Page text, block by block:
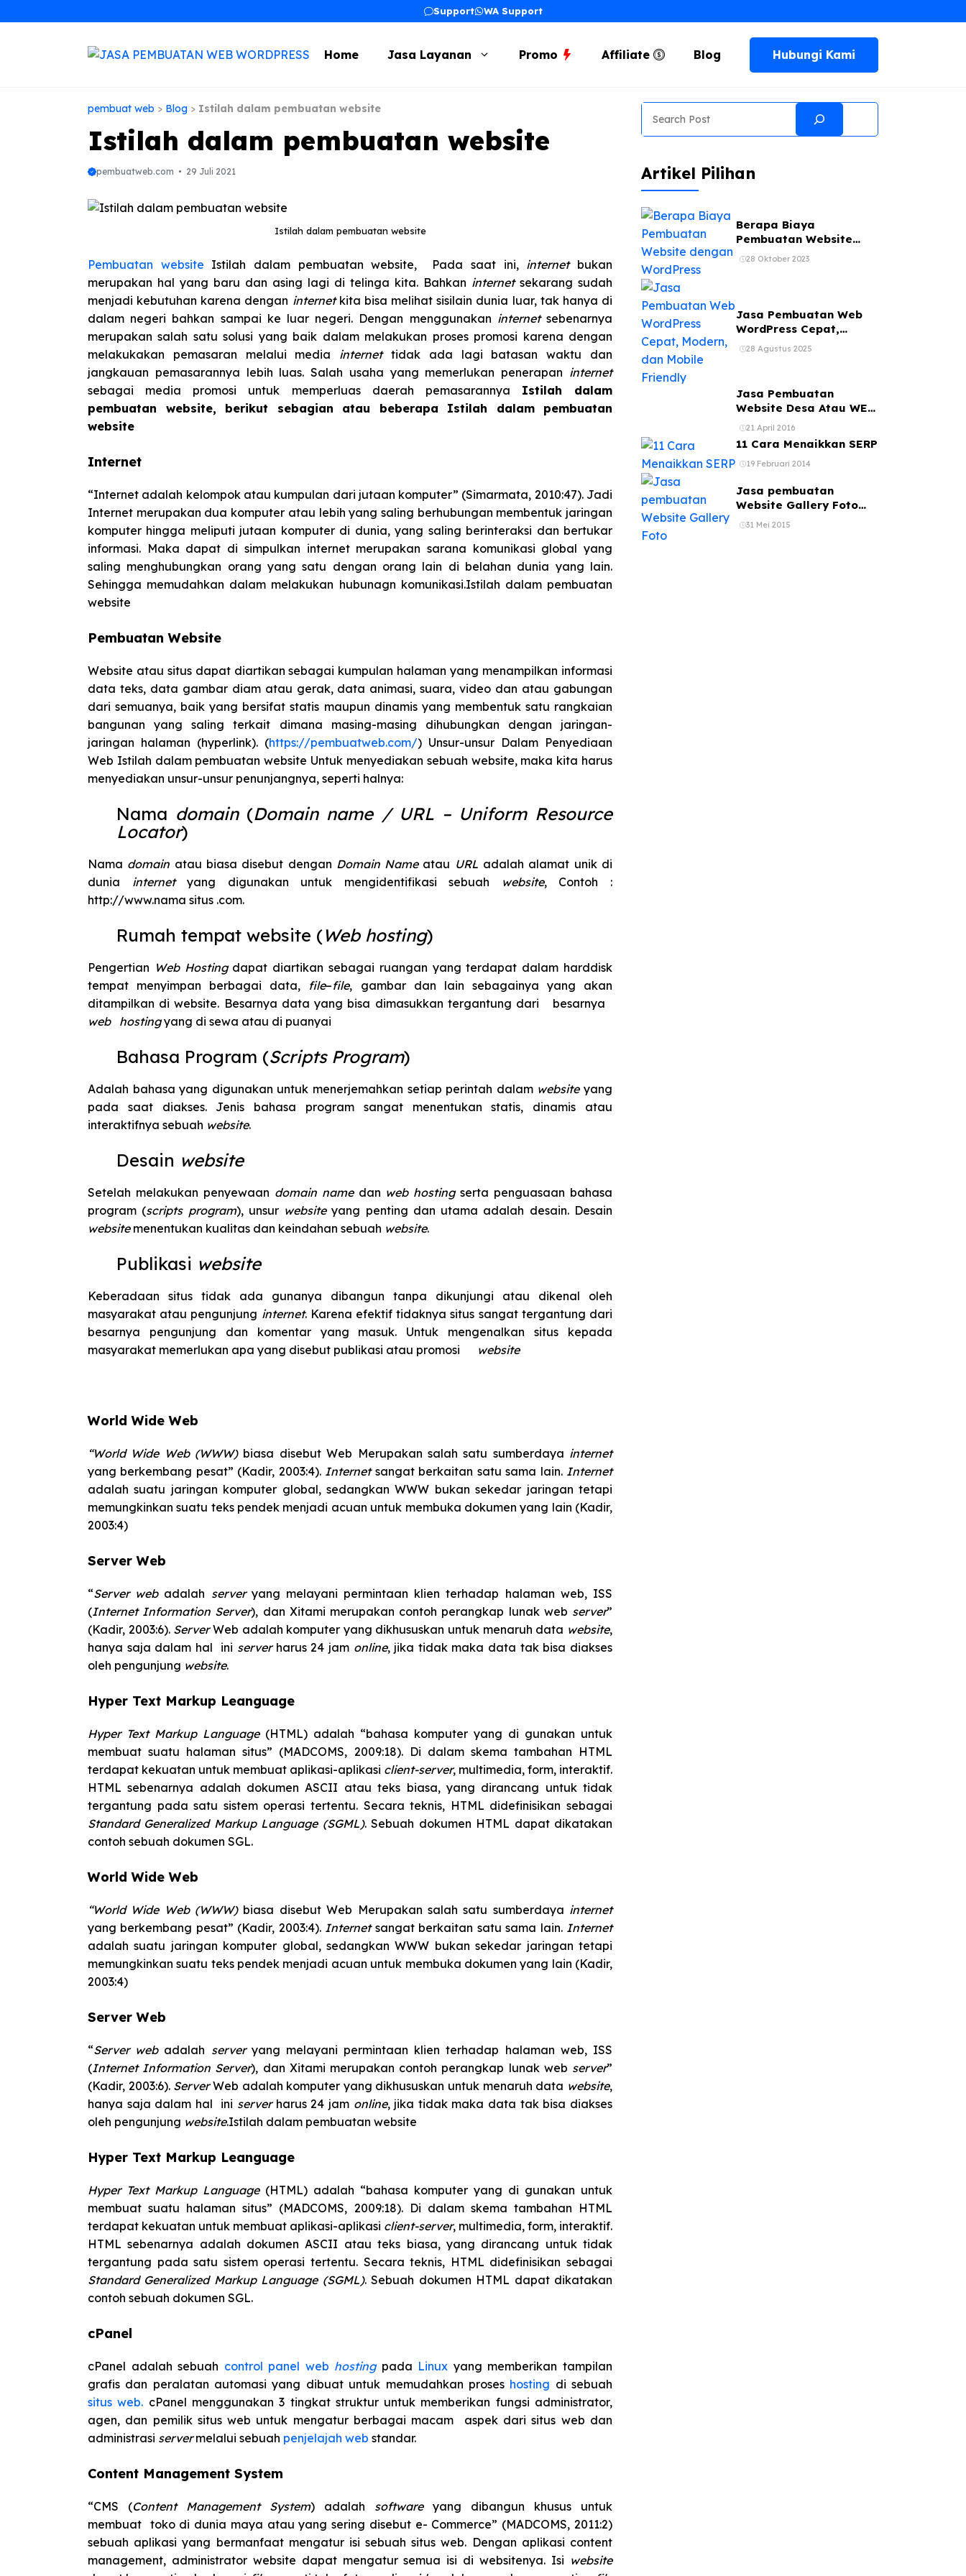
ke
Support WA Support
Home Jasa Layanan Promo Affiliate Blog Hubungi Kami
pembuat web > Blog > Istilah dalam pembuatan website
Istilah dalam pembuatan website
pembuatweb.com 29 Juli 2021
Istilah dalam pembuatan website
Pembuatan website Istilah dalam pembuatan website, Pada saat ini, internet bukan
merupakan hal yang baru dan asing lagi di telinga kita. Bahkan internet sekarang sudah
menjadi kebutuhan karena dengan internet kita bisa melihat sisilain dunia luar, tak hanya di
dalam negeri bahkan sampai ke luar negeri. Dengan menggunakan internetsebenarnya
merupakan salah satu solusi yang baik dalam melakukan proses promosi karena dengan
melakukakan pemasaran melalui media internettidak ada lagi batasan waktu dan
jangkauan pemasarannya lebih luas. Salah usaha yang memerlukan penerapan internet
sebagai media promosi untuk memperluas daerah pemasarannya Istilah dalam
pembuatan website, berikut sebagian atau beberapa Istilah dalam pembuatan
website
Internet
“Internet adalah kelompok atau kumpulan dari jutaan komputer” (Simarmata, 2010:47). Jadi
Internet merupakan dua komputer atau lebih yang saling berhubungan membentuk jaringan
komputer hingga meliputi jutaan komputer di dunia, yang saling berinteraksi dan bertukar
informasi. Maka dapat di simpulkan internet merupakan sarana komunikasi global yang
saling menghubungkan orang yang satu dengan orang lain di belahan dunia yang lain.
Sehingga memudahkan dalam melakukan hubunagn komunikasi.Istilah dalam pembuatan
website
Pembuatan Website
Website atau situs dapat diartikan sebagai kumpulan halaman yang menampilkan informasi
data teks, data gambar diam atau gerak, data animasi, suara, video dan atau gabungan
dari semuanya, baik yang bersifat statis maupun dinamis yang membentuk satu rangkaian
bangunan yang saling terkait dimana masing-masing dihubungkan dengan jaringan-
jaringan halaman (hyperlink). (https://pembuatweb.com/) Unsur-unsur Dalam Penyediaan
Web Istilah dalam pembuatan website Untuk menyediakan sebuah website, maka kita harus
menyediakan unsur-unsur penunjangnya, seperti halnya:
Nama domain (Domain name / URL – Uniform Resource
Locator)
Nama domain atau biasa disebut dengan Domain Name atau URL adalah alamat unik di
dunia internetyang digunakan untuk mengidentifikasi sebuah website, Contoh :
http://www.nama situs .com.
Rumah tempat website (Web hosting)
Pengertian Web Hosting dapat diartikan sebagai ruangan yang terdapat dalam harddisk
tempat menyimpan berbagai data, file–file, gambar dan lain sebagainya yang akan
ditampilkan di website. Besarnya data yang bisa dimasukkan tergantung dari besarnya
web hostingyang di sewa atau di puanyai
Bahasa Program (Scripts Program)
Adalah bahasa yang digunakan untuk menerjemahkan setiap perintah dalam websiteyang
pada saat diakses. Jenis bahasa program sangat menentukan statis, dinamis atau
interaktifnya sebuah website.
Desain website
Setelah melakukan penyewaan domain name dan web hostingserta penguasaan bahasa
program (scripts program), unsur websiteyang penting dan utama adalah desain. Desain
website menentukan kualitas dan keindahan sebuah website.
Publikasi website
Keberadaan situs tidak ada gunanya dibangun tanpa dikunjungi atau dikenal oleh
masyarakat atau pengunjung internet. Karena efektif tidaknya situs sangat tergantung dari
besarnya pengunjung dan komentar yang masuk. Untuk mengenalkan situs kepada
masyarakat memerlukan apa yang disebut publikasi atau promosi website
World Wide Web
“World Wide Web (WWW) biasa disebut Web Merupakan salah satu sumberdaya internet
yang berkembang pesat” (Kadir, 2003:4). Internet sangat berkaitan satu sama lain. Internet
adalah suatu jaringan komputer global, sedangkan WWW bukan sekedar jaringan tetapi
memungkinkan suatu teks pendek menjadi acuan untuk membuka dokumen yang lain (Kadir,
2003:4)
Server Web
“Server web adalah server yang melayani permintaan klien terhadap halaman web, ISS
(Internet Information Server), dan Xitami merupakan contoh perangkap lunak web server”
(Kadir, 2003:6). ServerWeb adalah komputer yang dikhususkan untuk menaruh data website,
hanya saja dalam hal ini server harus 24 jam online, jika tidak maka data tak bisa diakses
oleh pengunjung website.
Hyper Text Markup Leanguage
Hyper Text Markup Language (HTML) adalah “bahasa komputer yang di gunakan untuk
membuat suatu halaman situs” (MADCOMS, 2009:18). Di dalam skema tambahan HTML
terdapat kekuatan untuk membuat aplikasi-aplikasi client-server, multimedia, form, interaktif.
HTML sebenarnya adalah dokumen ASCII atau teks biasa, yang dirancang untuk tidak
tergantung pada satu sistem operasi tertentu. Secara teknis, HTML didefinisikan sebagai
Standard Generalized Markup Language (SGML). Sebuah dokumen HTML dapat dikatakan
contoh sebuah dokumen SGL.
World Wide Web
“World Wide Web (WWW) biasa disebut Web Merupakan salah satu sumberdaya internet
yang berkembang pesat” (Kadir, 2003:4). Internet sangat berkaitan satu sama lain. Internet
adalah suatu jaringan komputer global, sedangkan WWW bukan sekedar jaringan tetapi
memungkinkan suatu teks pendek menjadi acuan untuk membuka dokumen yang lain (Kadir,
2003:4)
Server Web
“Server web adalah server yang melayani permintaan klien terhadap halaman web, ISS
(Internet Information Server), dan Xitami merupakan contoh perangkap lunak web server”
(Kadir, 2003:6). ServerWeb adalah komputer yang dikhususkan untuk menaruh data website,
hanya saja dalam hal ini server harus 24 jam online, jika tidak maka data tak bisa diakses
oleh pengunjung website.Istilah dalam pembuatan website
Hyper Text Markup Leanguage
Hyper Text Markup Language (HTML) adalah “bahasa komputer yang di gunakan untuk
membuat suatu halaman situs” (MADCOMS, 2009:18). Di dalam skema tambahan HTML
terdapat kekuatan untuk membuat aplikasi-aplikasi client-server, multimedia, form, interaktif.
HTML sebenarnya adalah dokumen ASCII atau teks biasa, yang dirancang untuk tidak
tergantung pada satu sistem operasi tertentu. Secara teknis, HTML didefinisikan sebagai
Standard Generalized Markup Language (SGML). Sebuah dokumen HTML dapat dikatakan
contoh sebuah dokumen SGL.
cPanel
cPanel adalah sebuah control panel web hostingpada Linux yang memberikan tampilan
grafis dan peralatan automasi yang dibuat untuk memudahkan proses hosting di sebuah
situs web. cPanel menggunakan 3 tingkat struktur untuk memberikan fungsi administrator,
agen, dan pemilik situs web untuk mengatur berbagai macam aspek dari situs web dan
administrasi servermelalui sebuah penjelajah web standar.
Content Management System
“CMS (Content Management System) adalah software yang dibangun khusus untuk
membuat toko di dunia maya atau yang sering disebut e- Commerce” (MADCOMS, 2011:2)
sebuah aplikasi yang bermanfaat mengatur isi sebuah situs web. Dengan aplikasi content
management, administrator website dapat mengatur semua isi di websitenya. Isi website
Artikel Pilihan
Berapa Biaya
Pembuatan Website
dengan WordPress
28 Oktober 2023
Jasa Pembuatan Web
WordPress Cepat,
Modern, dan Mobile
Friendly
28 Agustus 2025
Jasa Pembuatan
Website Desa Atau WEB
Kelurahan
21 April 2016
11 Cara Menaikkan SERP
19 Februari 2014
Jasa pembuatan
Website Gallery Foto
jasa web photography
31 Mei 2015